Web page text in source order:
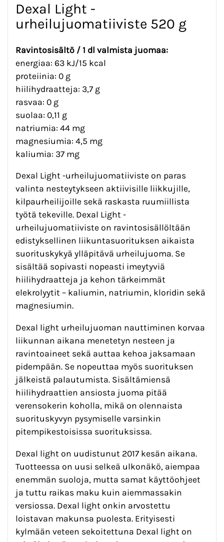
Dexal Light -
urheilujuomatiiviste 520 g
Ravintosisältö / 1 dl valmista juomaa:
energiaa: 63 kJ/15 kcal
proteiinia: 0 g
hiilihydraatteja: 3,7 g
rasvaa: 0 g
suolaa: 0,11 g
natriumia: 44 mg
magnesiumia: 4,5 mg
kaliumia: 37 mg
Dexal Light -urheilujuomatiiviste on paras
valinta nesteytykseen aktiivisille liikkujille,
kilpaurheilijoille sekä raskasta ruumiillista
työtä tekeville. Dexal Light -
urheilujuomatiiviste on ravintosisällöltään
edistyksellinen liikuntasuorituksen aikaista
suorituskykyä ylläpitävä urheilujuoma. Se
sisältää sopivasti nopeasti imeytyviä
hiilihydraatteja ja kehon tärkeimmät
elekrolyytit – kaliumin, natriumin, kloridin sekä
magnesiumin.
Dexal light urheilujuoman nauttiminen korvaa
liikunnan aikana menetetyn nesteen ja
ravintoaineet sekä auttaa kehoa jaksamaan
pidempään. Se nopeuttaa myös suorituksen
jälkeistä palautumista. Sisältämiensä
hiilihydraattien ansiosta juoma pitää
verensokerin koholla, mikä on olennaista
suorituskyvyn pysymiselle varsinkin
pitempikestoisissa suorituksissa.
Dexal light on uudistunut 2017 kesän aikana.
Tuotteessa on uusi selkeä ulkonäkö, aiempaa
enemmän suoloja, mutta samat käyttöohjeet
ja tuttu raikas maku kuin aiemmassakin
versiossa. Dexal light onkin arvostettu
loistavan makunsa puolesta. Erityisesti
kylmään veteen sekoitettuna Dexal light on